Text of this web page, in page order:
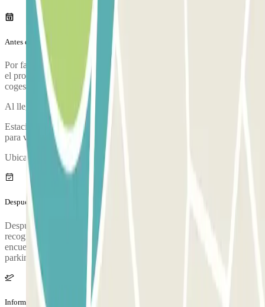
Antes de tu viaje
Por favor llega al parking con tiempo suficiente. Ten en cuenta que
el proceso de check-in desde que aparcas, se comprueba tu reserva y
coges el autobús al aeropuerto, dura aproximadamente 5 minutos
Al llegar, se realizará una inspección de tu vehículo.
Estaciona tu vehículo y acércate a la oficina de atención al cliente
para validar tu reserva.
Ubicación de la cabina de atención al cliente: Dentro del parking.
Después de tu viaje
Después de recoger tus maletas, llama al parking para solicitar la
recogida. Durante la llamada, una persona te confirmará el punto de
encuentro en la terminal del aeropuerto. El número de teléfono del
parking se proporcionará una vez hecha la reserva.
Información adicional